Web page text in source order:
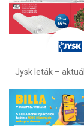
Jysk leták –